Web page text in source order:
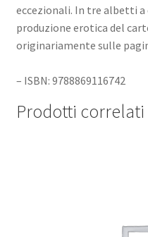
eccezionali. In tre albetti
produzione erotica del
originariamente sulle
– ISBN: 9788869116742
Prodotti correlati